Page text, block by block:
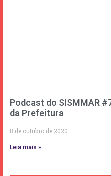
Podcast do SISMMAR
da Prefeitura
8 de outubro de 2020
Leia mais »